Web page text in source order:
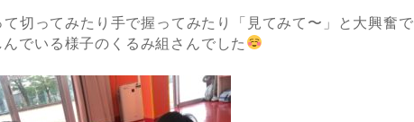
切ってみたり手で握ってみたり「見てみて〜」と大興奮で
んでいる様子のくるみ組さんでした